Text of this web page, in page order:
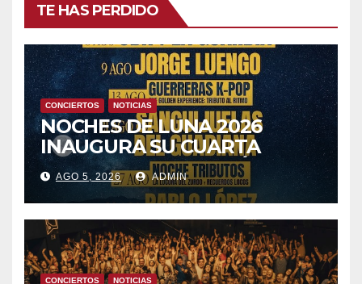
TE HAS PERDIDO
CONCIERTOS NOTICIAS
NOCHES DE LUNA 2026
INAUGURA SU CUARTA
TEMPORADA ESTE SÁBADO
8 CON OBK Y LA GUARDIA
AGO 5, 2026 ADMIN
CONCIERTOS NOTICIAS